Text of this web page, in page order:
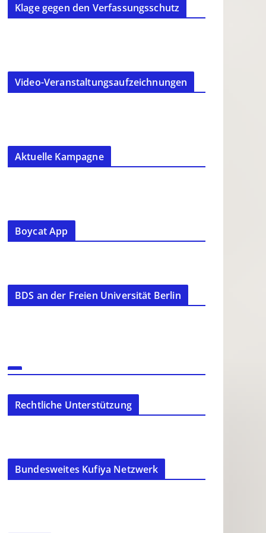
Klage gegen den Verfassungsschutz
Video-Veranstaltungsaufzeichnungen
Aktuelle Kampagne
Boycat App
BDS an der Freien Universität Berlin
Rechtliche Unterstützung
Bundesweites Kufiya Netzwerk